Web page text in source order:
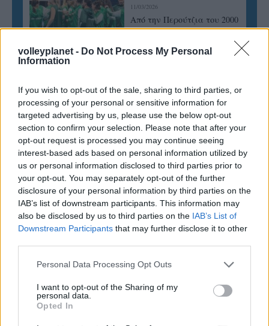
volleyplanet - Do Not Process My Personal
Information
If you wish to opt-out of the sale, sharing to third parties, or
processing of your personal or sensitive information for
targeted advertising by us, please use the below opt-out
section to confirm your selection. Please note that after your
opt-out request is processed you may continue seeing
interest-based ads based on personal information utilized by
us or personal information disclosed to third parties prior to
your opt-out. You may separately opt-out of the further
disclosure of your personal information by third parties on the
IAB’s list of downstream participants. This information may
also be disclosed by us to third parties on the IAB’s List of
Downstream Participants that may further disclose it to other
Please note that this website/app uses one or more Google
not limited to your visit or usage behaviour. You may click to
grant or deny consent to Google and its third-party tags to
use your data for below specified purposes in below Google
Personal Data Processing Opt Outs
I want to opt-out of the Sharing of my
personal data.
Opted In
11/03/2026
Από την Περούτζια του 2000
στο σήμερα: Tο τρίτο
Παναθηναϊκού με την
ΗΛΙΑΣ ΠΑΠΑΪΩΑΝΝΟΥ
08/03/2026
Αναγνώριση και σεβασμός
οι σημαντικότερες νίκες του
Α.Ο. Θήρας